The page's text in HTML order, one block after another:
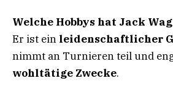
Welche Hobbys hat Jack
Er ist ein leidenschaftlicher
nimmt an Turnieren teil und
wohltätige Zwecke.